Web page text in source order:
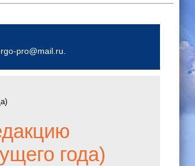
pro@mail.ru.
года)